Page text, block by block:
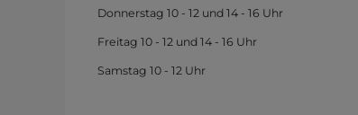
Donnerstag 10 - 12 und 14 - 16 Uhr
Freitag 10 - 12 und 14 - 16 Uhr
Samstag 10 - 12 Uhr